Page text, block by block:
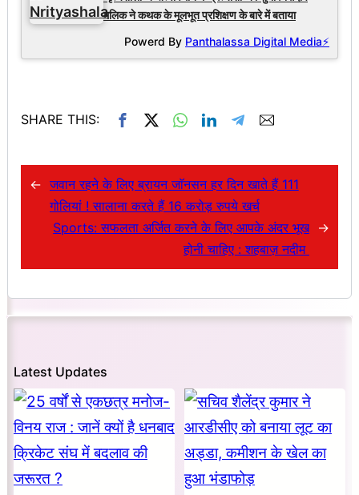
मलिक ने कथक के मूलभूत प्रशिक्षण के बारे में बताया
Powerd By Panthalassa Digital Media⚡
SHARE THIS:
← जवान रहने के लिए ब्रायन जाॅनसन हर दिन खाते हैं 111
गोलियां ! सालाना करते हैं 16 करोड़ रुपये खर्च
Sports: सफलता अर्जित करने के लिए आपके अंदर भूख
होनी चाहिए : शहबाज़ नदीम
→
Latest Updates